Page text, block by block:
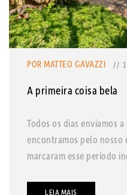
POR MATTEO GAVAZZI //
A primeira coisa bela
Todos os dias enviamos
encontramos pelo nosso
marcaram esse período
LEIA MAIS